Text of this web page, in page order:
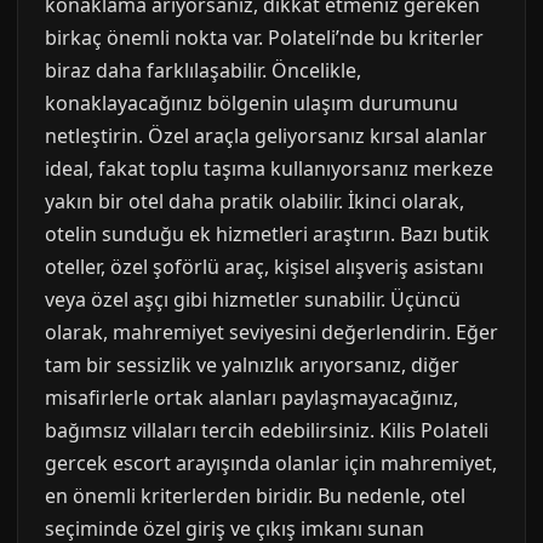
birkaç önemli nokta var. Polateli’nde bu kriterler
biraz daha farklılaşabilir. Öncelikle,
konaklayacağınız bölgenin ulaşım durumunu
netleştirin. Özel araçla geliyorsanız kırsal alanlar
ideal, fakat toplu taşıma kullanıyorsanız merkeze
yakın bir otel daha pratik olabilir. İkinci olarak,
otelin sunduğu ek hizmetleri araştırın. Bazı butik
oteller, özel şoförlü araç, kişisel alışveriş asistanı
veya özel aşçı gibi hizmetler sunabilir. Üçüncü
olarak, mahremiyet seviyesini değerlendirin. Eğer
tam bir sessizlik ve yalnızlık arıyorsanız, diğer
misafirlerle ortak alanları paylaşmayacağınız,
bağımsız villaları tercih edebilirsiniz. Kilis Polateli
gercek escort arayışında olanlar için mahremiyet,
en önemli kriterlerden biridir. Bu nedenle, otel
seçiminde özel giriş ve çıkış imkanı sunan